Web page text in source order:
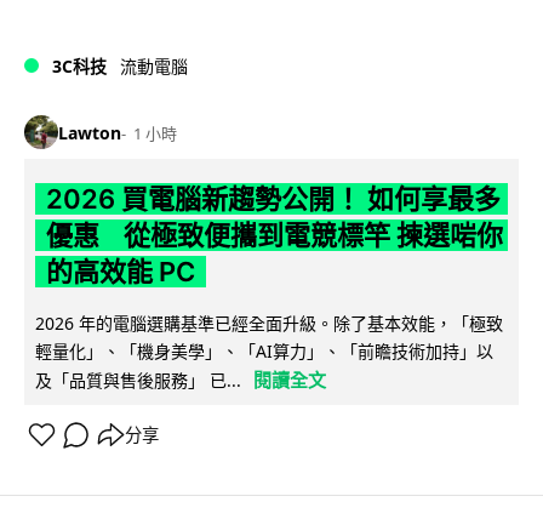
3C科技 流動電腦
Lawton 1 小時
2026 買電腦新趨勢公開！ 如何享最多
優惠 從極致便攜到電競標竿 揀選啱你
的高效能 PC
2026 年的電腦選購基準已經全面升級。除了基本效能，「極致
輕量化」、「機身美學」、「AI算力」、「前瞻技術加持」以
及「品質與售後服務」 已...
閱讀全文
分享